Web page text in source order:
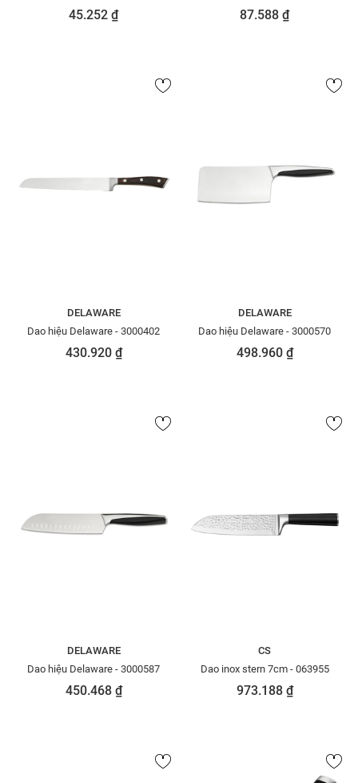
45.252 ₫ 87.588 ₫
DELAWARE
Dao hiệu Delaware - 3000402
430.920 ₫
DELAWARE
Dao hiệu Delaware - 3000570
498.960 ₫
DELAWARE
Dao hiệu Delaware - 3000587
450.468 ₫
CS
Dao inox stern 7cm - 063955
973.188 ₫